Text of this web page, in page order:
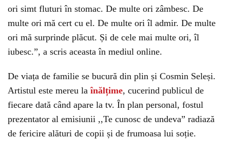
ori simt fluturi în stomac. De multe ori zâmbesc. De
multe ori mă cert cu el. De multe ori îl admir. De multe
ori mă surprinde plăcut. Și de cele mai multe ori, îl
iubesc.”, a scris aceasta în mediul online.
De viața de familie se bucură din plin și Cosmin Seleși.
Artistul este mereu laînălțime, cucerind publicul de
fiecare dată când apare la tv. În plan personal, fostul
prezentator al emisiunii ,,Te cunosc de undeva” radiază
de fericire alături de copii și de frumoasa lui soție.